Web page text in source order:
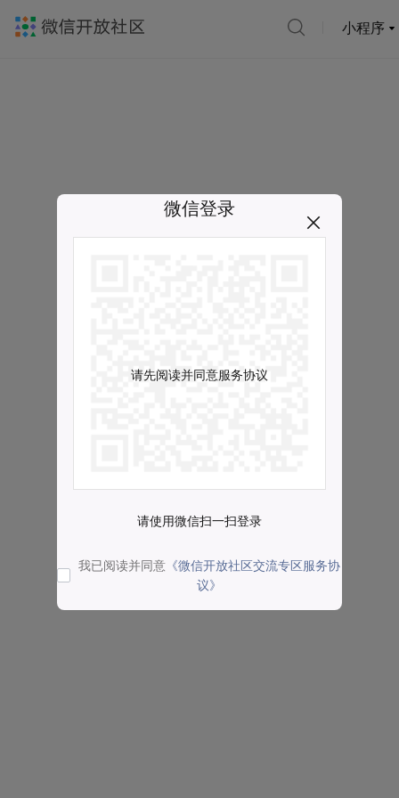
小程序
微信登录
请先阅读并同意服务协议
请使用微信扫一扫登录
我已阅读并同意 《微信开放社区交流专区服务协
议》